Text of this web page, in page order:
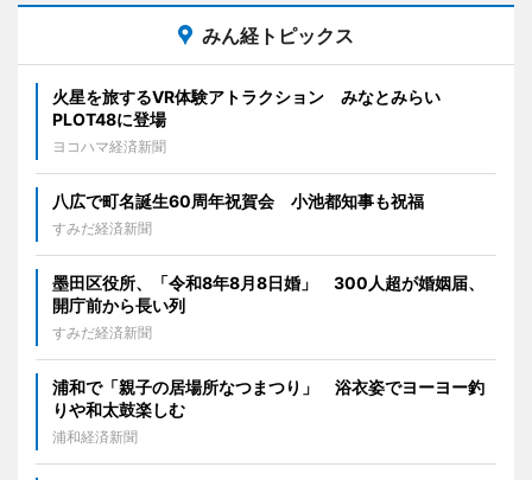
みん経トピックス
火星を旅するVR体験アトラクション みなとみらい
PLOT48に登場
ヨコハマ経済新聞
八広で町名誕生60周年祝賀会 小池都知事も祝福
すみだ経済新聞
墨田区役所、「令和8年8月8日婚」 300人超が婚姻届、
開庁前から長い列
すみだ経済新聞
浦和で「親子の居場所なつまつり」 浴衣姿でヨーヨー釣
りや和太鼓楽しむ
浦和経済新聞